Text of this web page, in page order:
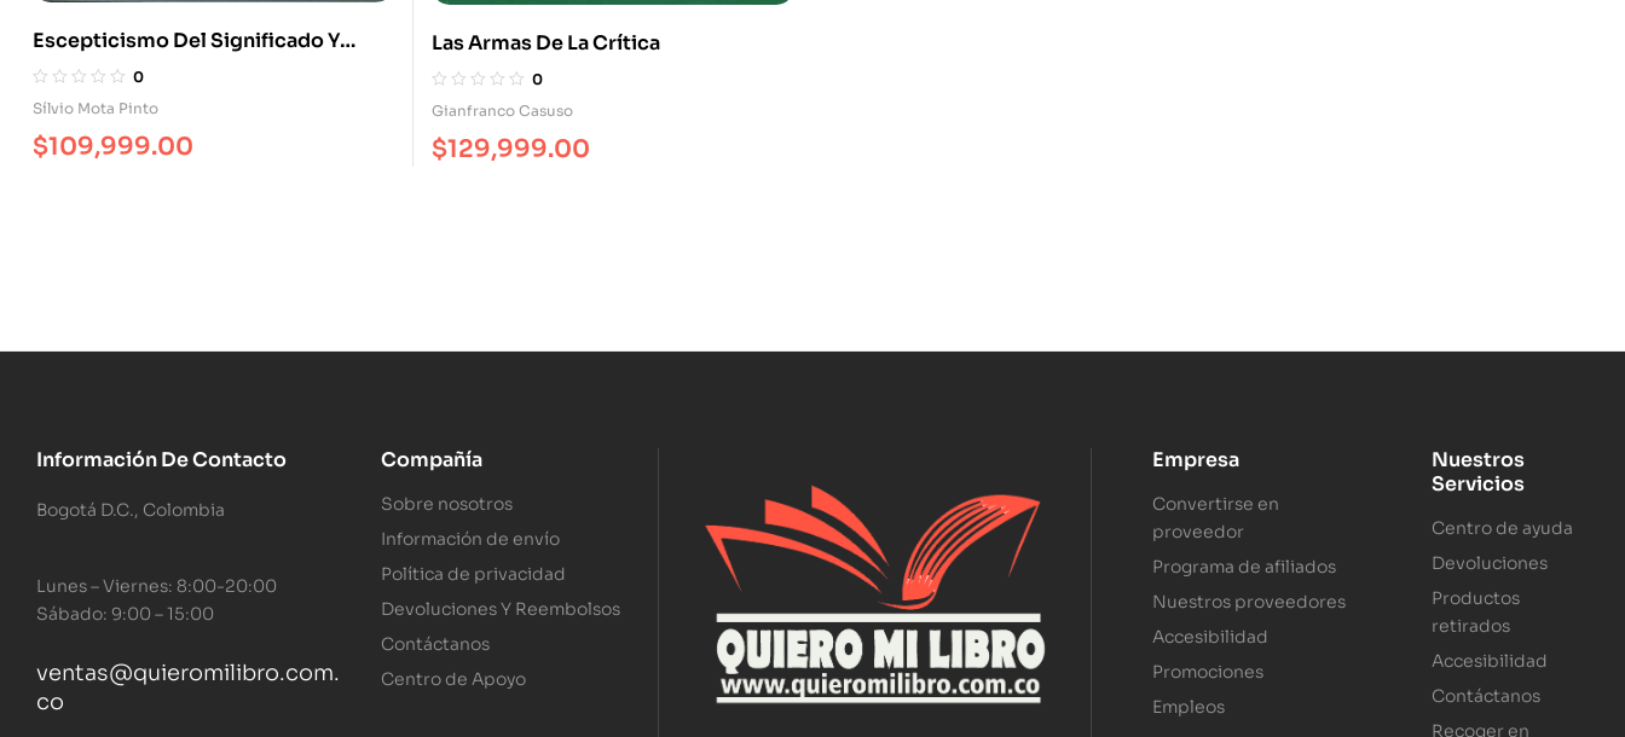
Escepticismo Del Significado Y
Teorías De Conceptos
0
Sílvio Mota Pinto
$109,999.00
Las Armas De La Crítica
0
Gianfranco Casuso
$129,999.00
Información De Contacto
Bogotá D.C., Colombia
Lunes – Viernes: 8:00-20:00
Sábado: 9:00 – 15:00
ventas@quieromilibro.com.
co
Compañía
Sobre nosotros
Información de envío
Política de privacidad
Devoluciones Y Reembolsos
Contáctanos
Centro de Apoyo
Empresa
Convertirse en
proveedor
Programa de afiliados
Nuestros proveedores
Accesibilidad
Promociones
Empleos
Nuestros
Servicios
Centro de ayuda
Devoluciones
Productos
retirados
Accesibilidad
Contáctanos
Recoger en